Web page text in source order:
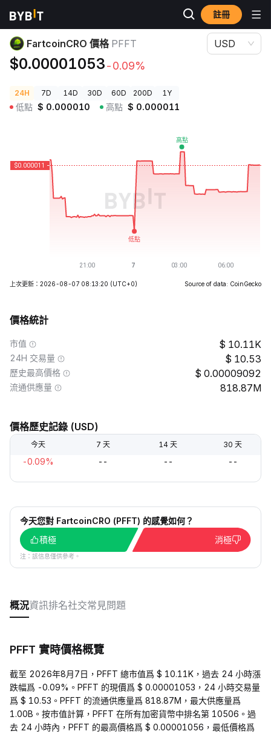
註冊
加密貨幣價格
FartcoinCRO 價格 PFFT
$0.00001053-0.09%
USD
24H 7D 14D 30D 60D 200D 1Y
低點 $ 0.000010 高點 $ 0.000011
上次更新：2026-08-07 08:13:20 (UTC+0) Source of data: CoinGecko
價格統計
市值 10.11K
24H 交易量 10.53
歷史最高價格 0.00009092
流通供應量 818.87M
價格歷史記錄 (USD)
今天 7 天 14 天 30 天
-0.09% -- -- --
今天您對 FartcoinCRO (PFFT) 的感覺如何？
積極
消極
注：該信息僅供參考。
概況資訊排名社交常見問題
PFFT 實時價格概覽
截至 2026年8月7日，PFFT 總市值爲 $ 10.11K，過去 24 小時漲
跌幅爲 -0.09%。PFFT 的現價爲 $ 0.00001053，24 小時交易量
爲 $ 10.53。PFFT 的流通供應量爲 818.87M，最大供應量爲
1.00B。按市值計算，PFFT 在所有加密貨幣中排名第 10506。過
去 24 小時內，PFFT 的最高價格爲 $ 0.00001056，最低價格爲